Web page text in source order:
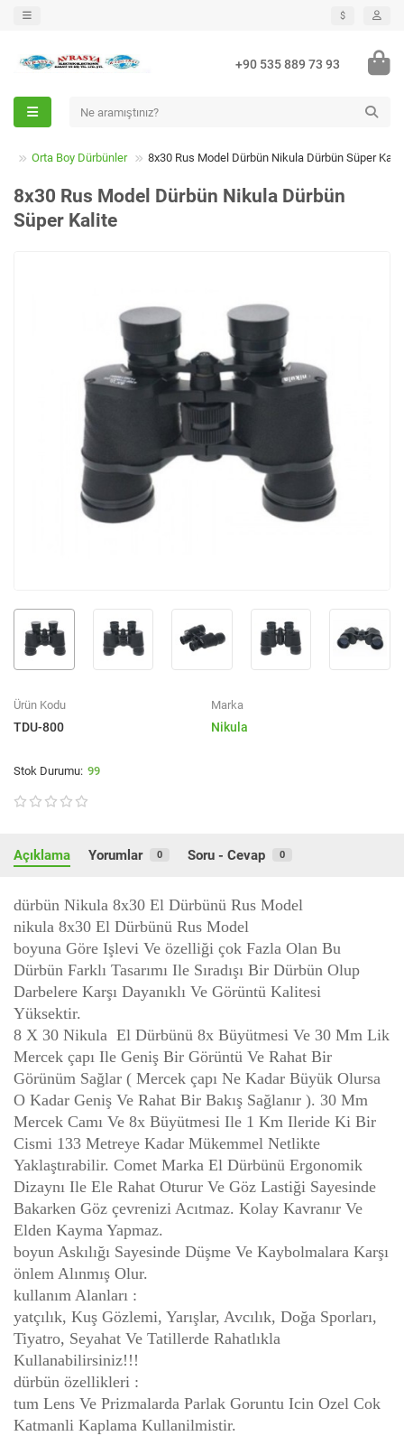
$
+90 535 889 73 93
Orta Boy Dürbünler 8x30 Rus Model Dürbün Nikula Dürbün Süper
8x30 Rus Model Dürbün Nikula Dürbün
Süper Kalite
Ürün Kodu
TDU-800
Marka
Nikula
99
Açıklama Yorumlar 0 Soru - Cevap 0
dürbün Nikula 8x30 El Dürbünü Rus Model
nikula 8x30 El Dürbünü Rus Model
boyuna Göre Işlevi Ve özelliği çok Fazla Olan Bu
Dürbün Farklı Tasarımı Ile Sıradışı Bir Dürbün Olup
Darbelere Karşı Dayanıklı Ve Görüntü Kalitesi
Yüksektir.
8 X 30 Nikula El Dürbünü 8x Büyütmesi Ve 30 Mm Lik
Mercek çapı Ile Geniş Bir Görüntü Ve Rahat Bir
Görünüm Sağlar ( Mercek çapı Ne Kadar Büyük Olursa
O Kadar Geniş Ve Rahat Bir Bakış Sağlanır ). 30 Mm
Mercek Camı Ve 8x Büyütmesi Ile 1 Km Ileride Ki Bir
Cismi 133 Metreye Kadar Mükemmel Netlikte
Yaklaştırabilir. Comet Marka El Dürbünü Ergonomik
Dizaynı Ile Ele Rahat Oturur Ve Göz Lastiği Sayesinde
Bakarken Göz çevrenizi Acıtmaz. Kolay Kavranır Ve
Elden Kayma Yapmaz.
boyun Askılığı Sayesinde Düşme Ve Kaybolmalara Karşı
önlem Alınmış Olur.
kullanım Alanları :
yatçılık, Kuş Gözlemi, Yarışlar, Avcılık, Doğa Sporları,
Tiyatro, Seyahat Ve Tatillerde Rahatlıkla
Kullanabilirsiniz!!!
dürbün özellikleri :
tum Lens Ve Prizmalarda Parlak Goruntu Icin Ozel Cok
Katmanli Kaplama Kullanilmistir.